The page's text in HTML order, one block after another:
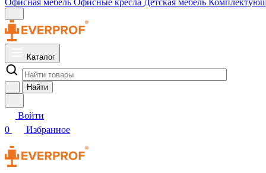
Офисная мебель Офисные кресла Детская мебель
Каталог
Найти
Войти
0
Избранное